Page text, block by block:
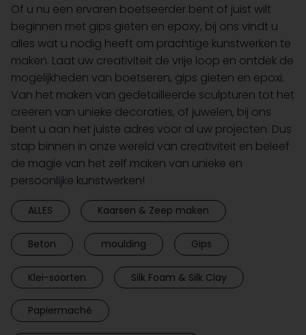
Of u nu een ervaren boetseerder bent of juist wilt
beginnen met gips gieten en epoxy, bij ons vindt u
alles wat u nodig heeft om prachtige kunstwerken te
maken. Laat uw creativiteit de vrije loop en ontdek de
mogelijkheden van boetseren, gips gieten en epoxi.
Van het maken van gedetailleerde sculpturen tot het
creëren van unieke decoraties, of juwelen, bij ons
bent u aan het juiste adres voor al uw projecten. Dus
stap binnen in onze wereld van creativiteit en beleef
de magie van het zelf maken van unieke en
persoonlijke kunstwerken!
ALLES Kaarsen & Zeep maken
Beton moulding Gips
Klei-soorten Silk Foam & Silk Clay
Papiermaché